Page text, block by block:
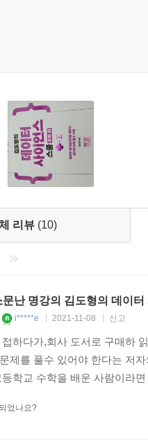
, 그리고 연립방정식을 다룹
수가 어떻게 쓰이는지 알아봅
로 공부하는 미적분]
사용되는 함수와 그 특징을
사용되는 행렬의 미적분 공
합니다.
로 공부하는 최적화]
사용하여 실제로 최적화 문
리뷰 (10)
문난 명강의 김도형의 데이
i*****e 2021-11-08 신고
하다가,회사 도서로 구매하
제를 풀수 있어야 한다는 저
학교 수학을 배운 사람이라
었나요?